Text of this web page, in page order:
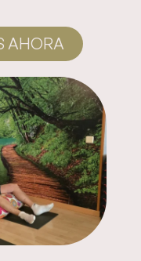
AHORA